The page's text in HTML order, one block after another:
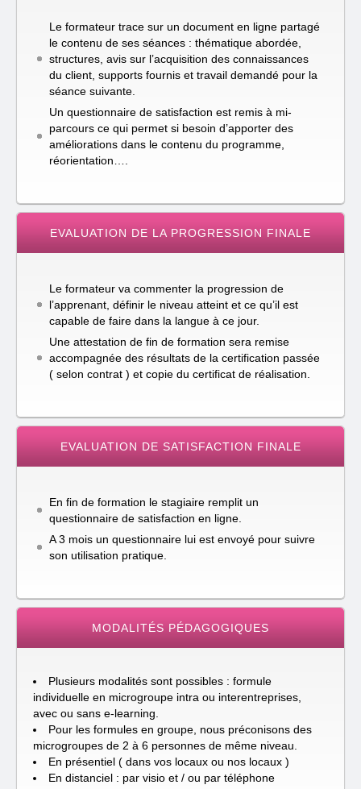
Le formateur trace sur un document en ligne partagé
le contenu de ses séances : thématique abordée,
structures, avis sur l’acquisition des connaissances
du client, supports fournis et travail demandé pour la
séance suivante.
Un questionnaire de satisfaction est remis à mi-
parcours ce qui permet si besoin d’apporter des
améliorations dans le contenu du programme,
réorientation….
EVALUATION DE LA PROGRESSION FINALE
Le formateur va commenter la progression de
l’apprenant, définir le niveau atteint et ce qu’il est
capable de faire dans la langue à ce jour.
Une attestation de fin de formation sera remise
accompagnée des résultats de la certification passée
( selon contrat ) et copie du certificat de réalisation.
EVALUATION DE SATISFACTION FINALE
En fin de formation le stagiaire remplit un
questionnaire de satisfaction en ligne.
A 3 mois un questionnaire lui est envoyé pour suivre
son utilisation pratique.
MODALITÉS PÉDAGOGIQUES
Plusieurs modalités sont possibles : formule
individuelle en microgroupe intra ou interentreprises,
avec ou sans e-learning.
Pour les formules en groupe, nous préconisons des
microgroupes de 2 à 6 personnes de même niveau.
En présentiel ( dans vos locaux ou nos locaux )
En distanciel : par visio et / ou par téléphone